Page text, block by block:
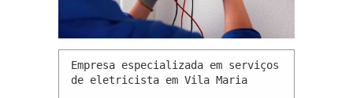
Empresa especializada em serviços
de eletricista em Vila Maria